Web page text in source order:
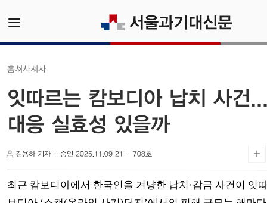
홈시사시사
잇따르는 캄보디아 납치 사건
대응 실효성 있을까
김용하 기자 승인 2025.11.09 21 708호
최근 캄보디아에서 한국인을 겨냥한 납치·감금 사건이 잇